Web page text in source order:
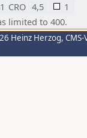
CRO 4,5
1
limited to 400.
Heinz Herzog,